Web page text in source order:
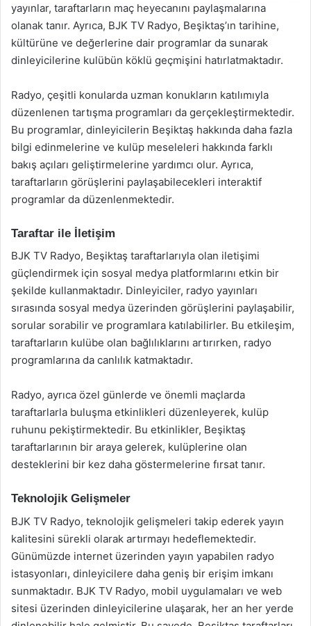
yayınlar, taraftarların maç heyecanını paylaşmalarına
olanak tanır. Ayrıca, BJK TV Radyo, Beşiktaş’ın tarihine,
kültürüne ve değerlerine dair programlar da sunarak
dinleyicilerine kulübün köklü geçmişini hatırlatmaktadır.
Radyo, çeşitli konularda uzman konukların katılımıyla
düzenlenen tartışma programları da gerçekleştirmektedir.
Bu programlar, dinleyicilerin Beşiktaş hakkında daha fazla
bilgi edinmelerine ve kulüp meseleleri hakkında farklı
bakış açıları geliştirmelerine yardımcı olur. Ayrıca,
taraftarların görüşlerini paylaşabilecekleri interaktif
programlar da düzenlenmektedir.
Taraftar ile İletişim
BJK TV Radyo, Beşiktaş taraftarlarıyla olan iletişimi
güçlendirmek için sosyal medya platformlarını etkin bir
şekilde kullanmaktadır. Dinleyiciler, radyo yayınları
sırasında sosyal medya üzerinden görüşlerini paylaşabilir,
sorular sorabilir ve programlara katılabilirler. Bu etkileşim,
taraftarların kulübe olan bağlılıklarını artırırken, radyo
programlarına da canlılık katmaktadır.
Radyo, ayrıca özel günlerde ve önemli maçlarda
taraftarlarla buluşma etkinlikleri düzenleyerek, kulüp
ruhunu pekiştirmektedir. Bu etkinlikler, Beşiktaş
taraftarlarının bir araya gelerek, kulüplerine olan
desteklerini bir kez daha göstermelerine fırsat tanır.
Teknolojik Gelişmeler
BJK TV Radyo, teknolojik gelişmeleri takip ederek yayın
kalitesini sürekli olarak artırmayı hedeflemektedir.
Günümüzde internet üzerinden yayın yapabilen radyo
istasyonları, dinleyicilere daha geniş bir erişim imkanı
sunmaktadır. BJK TV Radyo, mobil uygulamaları ve web
sitesi üzerinden dinleyicilerine ulaşarak, her an her yerde